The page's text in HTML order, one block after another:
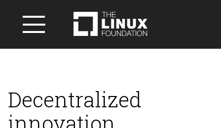
Decentralized